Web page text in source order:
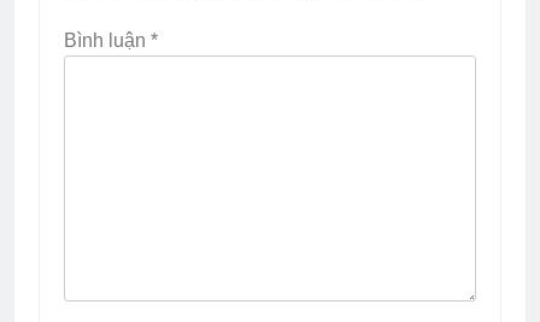
Bình luận *